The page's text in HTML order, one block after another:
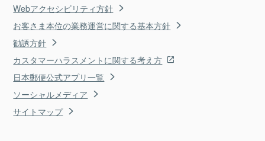
Webアクセシビリティ方針
お客さま本位の業務運営に関する基本方針
勧誘方針
カスタマーハラスメントに関する考え方
日本郵便公式アプリ一覧
ソーシャルメディア
サイトマップ